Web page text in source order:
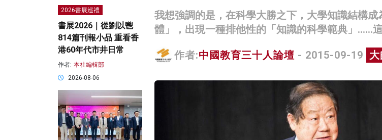
我想強調的是，在科學大勝之下，大學知識結構
體」，出現一種排他性的「知識的科學範典」……這
作者:中國教育三十人論壇 - 2015-09-19
2026書展巡禮
書展2026｜從劉以鬯
814篇刊報小品 重看香
港60年代市井日常
作者: 本社編輯部
2026-08-06